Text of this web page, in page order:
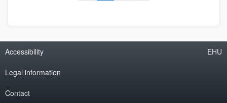
Accessibility
Legal information
Contact
EHU